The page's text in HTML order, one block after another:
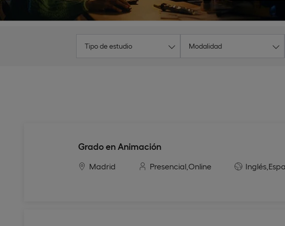
Tipo de estudio Modalidad
Grado en Animación
Madrid Presencial, Online Inglés,